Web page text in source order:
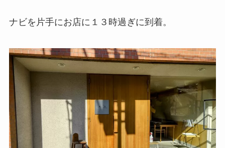
ナビを片手にお店に１３時過ぎに到着。